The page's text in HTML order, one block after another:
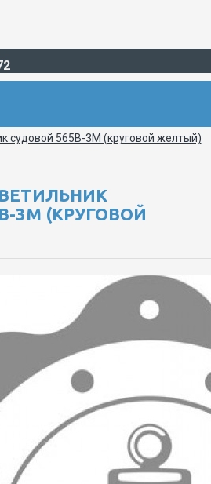
И СВЕТИЛЬНИКИ
судовой 565В-3М (круговой желтый)
3М (КРУГОВОЙ